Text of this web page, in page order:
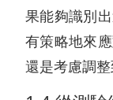
果能夠識別
有策略地來
還是考慮調整